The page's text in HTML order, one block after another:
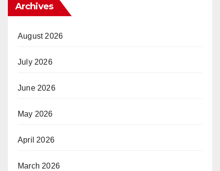
Archives
August 2026
July 2026
June 2026
May 2026
April 2026
March 2026